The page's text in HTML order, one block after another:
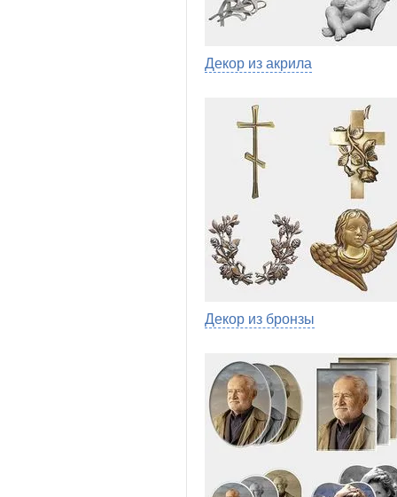
Декор из акрила
Декор из бронзы